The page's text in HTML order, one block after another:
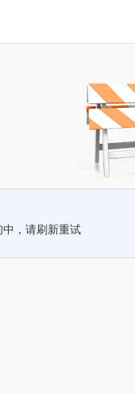
中，请刷新重试